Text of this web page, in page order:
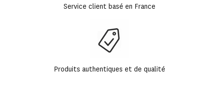
Service client basé en France
Produits authentiques et de qualité